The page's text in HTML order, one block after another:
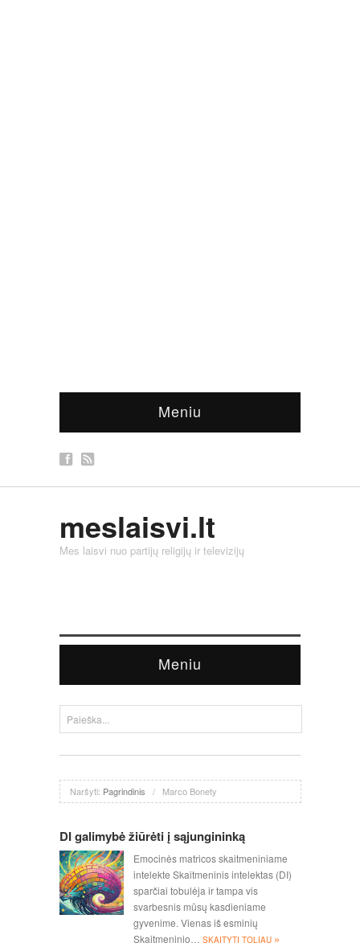
Meniu
meslaisvi.lt
Mes laisvi nuo partijų religijų ir televizijų
Meniu
Naršyti: Pagrindinis / Marco Bonety
DI galimybė žiūrėti į sąjungininką
Emocinės matricos skaitmeniniame
intelekte Skaitmeninis intelektas (DI)
sparčiai tobulėja ir tampa vis
svarbesnis mūsų kasdieniame
gyvenime. Vienas iš esminių
Skaitmeninio…
SKAITYTI TOLIAU »